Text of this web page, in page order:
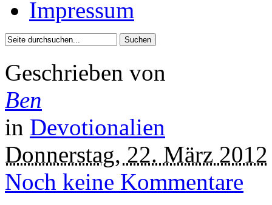
Impressum
Geschrieben von
Ben
in Devotionalien
Donnerstag, 22. März 2012
Noch keine Kommentare